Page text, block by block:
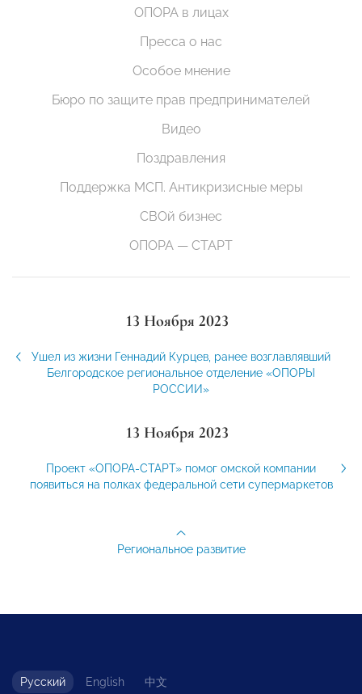
ОПОРА в лицах
Пресса о нас
Особое мнение
Бюро по защите прав предпринимателей
Видео
Поздравления
Поддержка МСП. Антикризисные меры
СВОй бизнес
ОПОРА — СТАРТ
13 Ноября 2023
Ушел из жизни Геннадий Курцев, ранее возглавлявший
Белгородское региональное отделение «ОПОРЫ
РОССИИ»
13 Ноября 2023
Проект «ОПОРА-СТАРТ» помог омской компании
появиться на полках федеральной сети супермаркетов
Региональное развитие
Русский English 中文